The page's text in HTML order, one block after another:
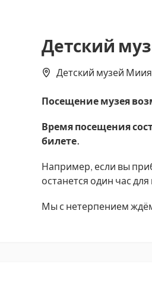
Детский
Детский музей
Посещение музея
Время посещения
билете.
Например, если вы
останется один час
Мы с нетерпением